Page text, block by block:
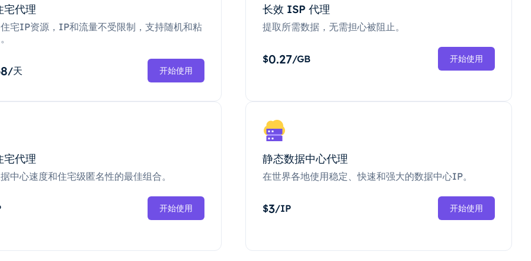
宅代理
宅IP资源，IP和流量不受限制，支持随机和粘
/天 开始使用
长效 ISP 代理
提取所需数据，无需担心被阻止。
$0.27/GB 开始使用
宅代理
中心速度和住宅级匿名性的最佳组合。
开始使用
静态数据中心代理
在世界各地使用稳定、快速和强大的数据中心IP。
$3/IP 开始使用